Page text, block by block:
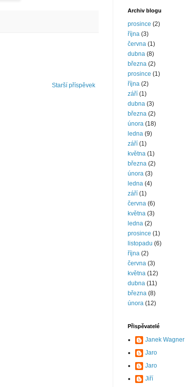
Starší příspěvek
Archiv blogu
prosince (2)
října (3)
června (1)
dubna (8)
března (2)
prosince (1)
října (2)
září (1)
dubna (3)
března (2)
února (18)
ledna (9)
září (1)
května (1)
března (2)
února (3)
ledna (4)
září (1)
června (6)
května (3)
ledna (2)
prosince (1)
listopadu (6)
října (2)
června (3)
května (12)
dubna (11)
března (8)
února (12)
Přispěvatelé
Janek Wagner
Jaro
Jaro
Jiří